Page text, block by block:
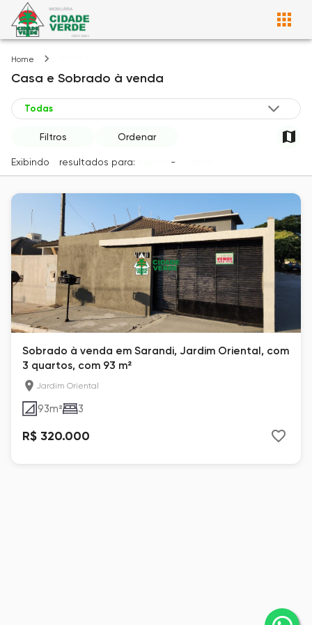
Home
Casa e Sobrado à venda
Filtros Ordenar
Exibindo resultados para: -
Sobrado à venda em Sarandi, Jardim Oriental, com
3 quartos, com 93 m²
Jardim Oriental
93m² 3
R$ 320.000